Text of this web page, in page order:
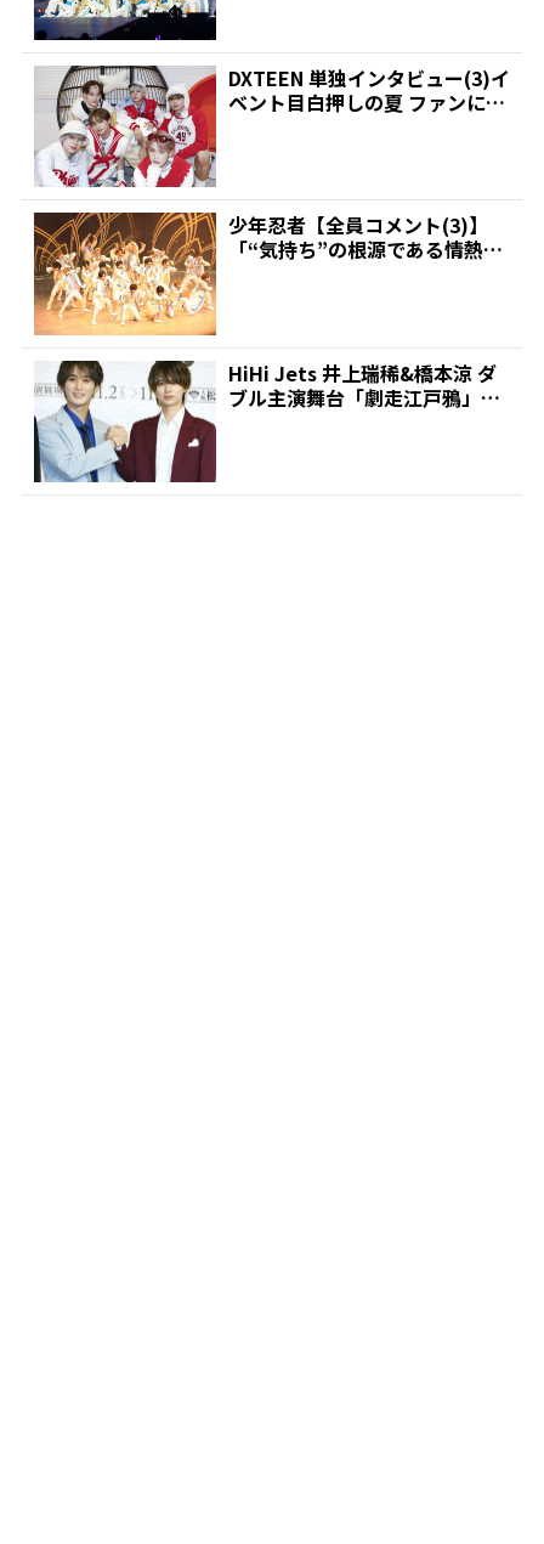
DXTEEN 単独インタビュー(3)イ
ベント目白押しの夏 ファンに注
少年忍者【全員コメント(3)】
「“気持ち”の根源である情熱を
HiHi Jets 井上瑞稀&橋本涼 ダ
ブル主演舞台「劇走江戸鴉」製